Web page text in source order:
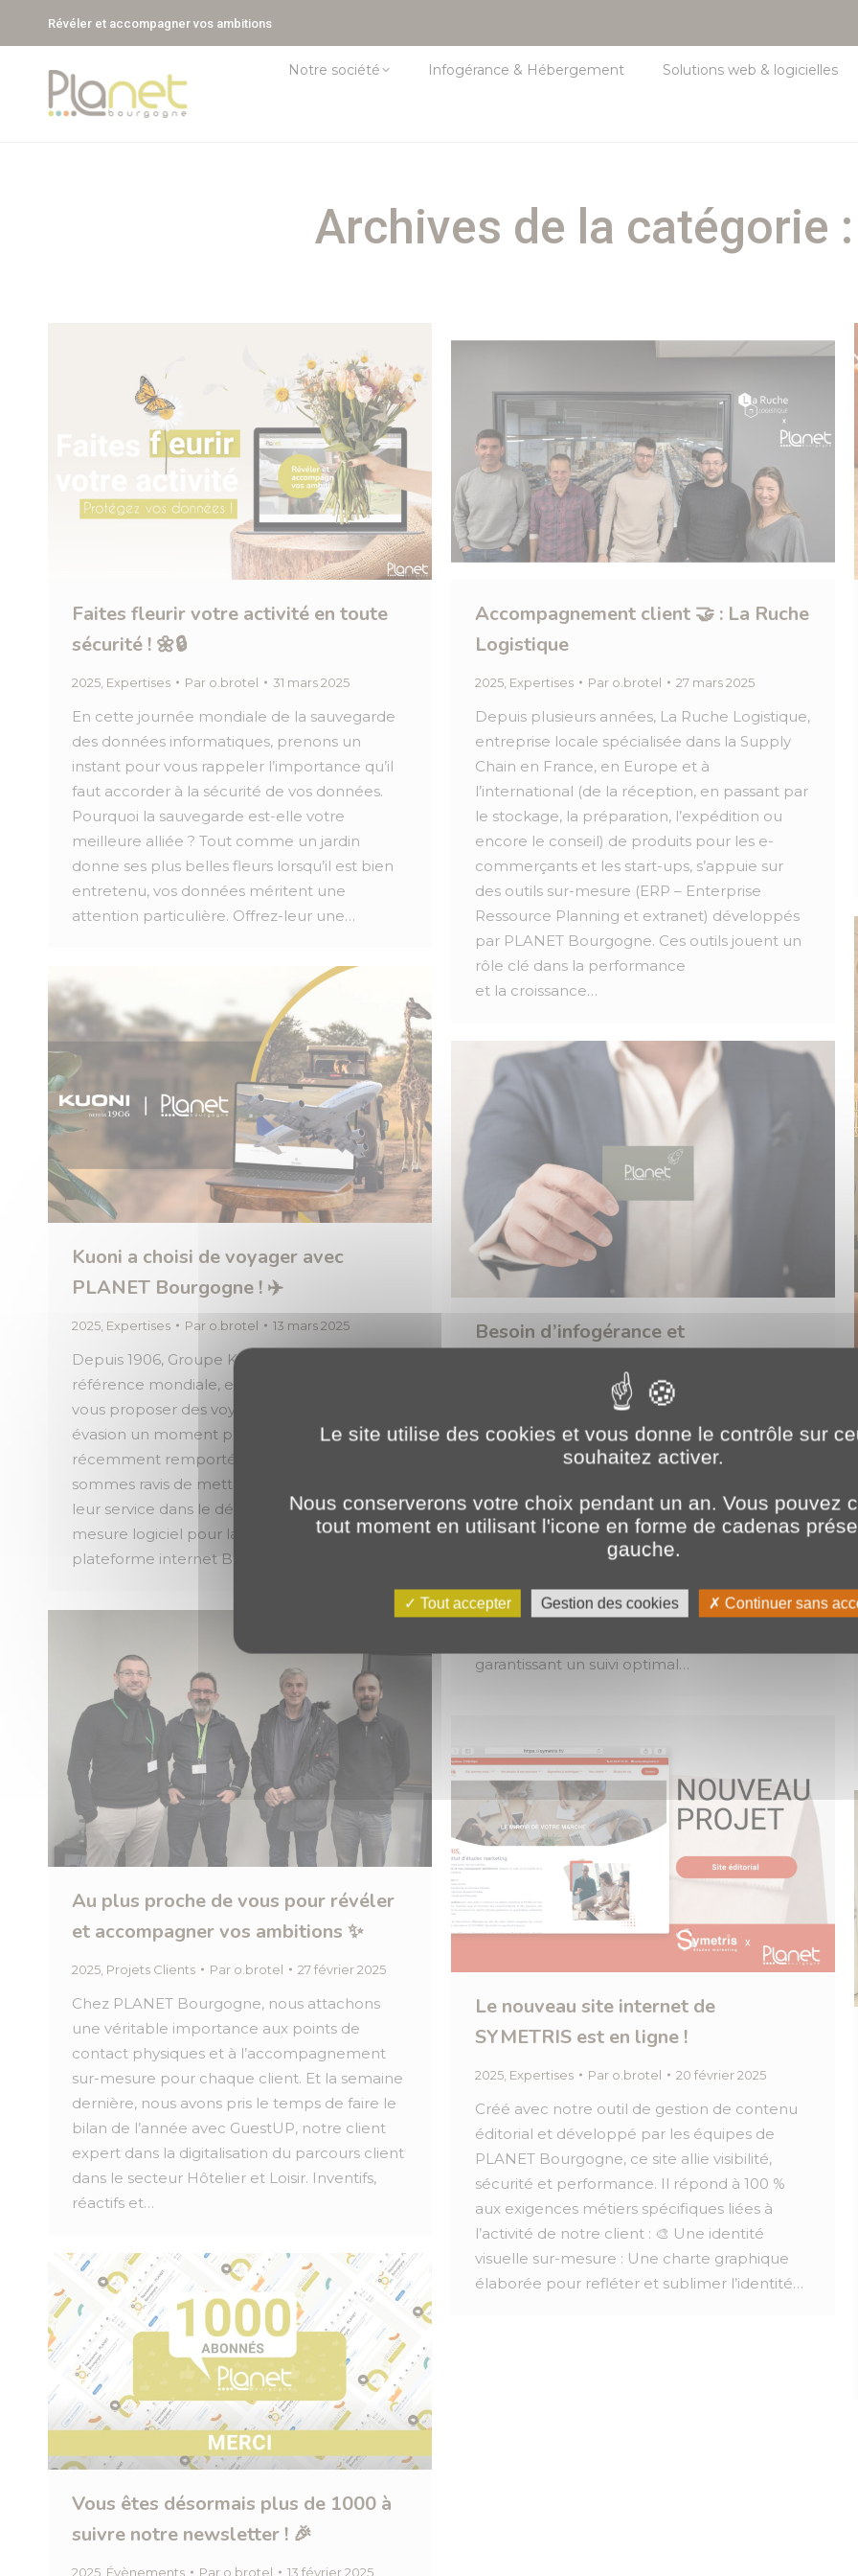
Révéler et accompagner vos ambitions
Notre société Infogérance & Hébergement Solutions web & logicielles
Archives de la catégorie :
Faites fleurir votre activité en toute
sécurité ! 🌼🔒
2025 Expertises Par o.brotel 31 mars 2025
En cette journée mondiale de la sauvegarde
des données informatiques, prenons un
instant pour vous rappeler l’importance qu’il
faut accorder à la sécurité de vos données.
Pourquoi la sauvegarde est-elle votre
meilleure alliée ? Tout comme un jardin
donne ses plus belles fleurs lorsqu’il est bien
entretenu, vos données méritent une
attention particulière. Offrez-leur une…
Accompagnement client 🤝 : La Ruche
Logistique
2025 Expertises Par o.brotel 27 mars 2025
Depuis plusieurs années, La Ruche Logistique,
entreprise locale spécialisée dans la Supply
Chain en France, en Europe et à
l’international (de la réception, en passant par
le stockage, la préparation, l’expédition ou
encore le conseil) de produits pour les e-
commerçants et les start-ups, s’appuie sur
des outils sur-mesure (ERP – Enterprise
Ressource Planning et extranet) développés
par PLANET Bourgogne. Ces outils jouent un
rôle clé dans la performance
et la croissance…
Kuoni a choisi de voyager avec
PLANET Bourgogne ! ✈️
2025 Expertises Par o.brotel 13 mars 2025
Depuis 1906, Groupe Kuoni France est une
référence mondiale, explorant le monde pour
vous proposer des voyages et faire de chaque
évasion un moment parfait. Nous avons
récemment remporté l’appel d’offres et
sommes ravis de mettre notre expertise à
leur service dans le développement sur-
mesure logiciel pour la refonte de leur
plateforme internet BtoB. Dès les…
Besoin d’infogérance et
bonne PLANET !
2025,Expertises Par o.brotel 4 mars 2025
Chez PLANET Bourgogne, nos chefs de projet
✅ Analyse et compréhension de vos objectifs
✅ Votre interface avec les équipes techniques
✅ Traduction de vos besoins en solutions
adaptées ✅ Accompagnement stratégique
pour le développement de votre activité
garantissant un suivi optimal…
Au plus proche de vous pour révéler
et accompagner vos ambitions ✨
2025 Projets Clients Par o.brotel 27 février 2025
Chez PLANET Bourgogne, nous attachons
une véritable importance aux points de
contact physiques et à l’accompagnement
sur-mesure pour chaque client. Et la semaine
dernière, nous avons pris le temps de faire le
bilan de l’année avec GuestUP, notre client
expert dans la digitalisation du parcours client
dans le secteur Hôtelier et Loisir. Inventifs,
réactifs et…
Le nouveau site internet de
SYMETRIS est en ligne !
2025 Expertises Par o.brotel 20 février 2025
Créé avec notre outil de gestion de contenu
éditorial et développé par les équipes de
PLANET Bourgogne, ce site allie visibilité,
sécurité et performance. Il répond à 100 %
aux exigences métiers spécifiques liées à
l’activité de notre client : 🎨 Une identité
visuelle sur-mesure : Une charte graphique
élaborée pour refléter et sublimer l’identité…
Vous êtes désormais plus de 1000 à
suivre notre newsletter ! 🎉
2025 Évènements Par o.brotel 13 février 2025
Le site utilise des cookies et vous donne le contrôle sur
souhaitez activer.
Nous conserverons votre choix pendant un an. Vous pouvez
tout moment en utilisant l'icone en forme de cadenas
gauche.
Tout accepter Gestion des cookies Continuer sans